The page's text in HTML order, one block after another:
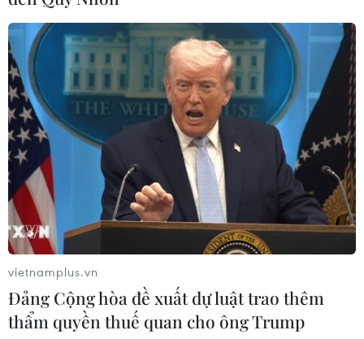
vietnamplus.vn
Đảng Cộng hòa đề xuất dự luật trao thêm
thẩm quyền thuế quan cho ông Trump